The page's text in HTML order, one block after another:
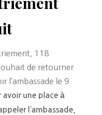
118
de retourner
l’ambassade le 9
avoir une place à
l’ambassade,